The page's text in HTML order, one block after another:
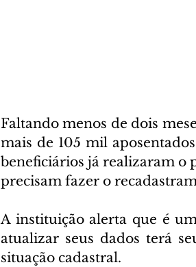
Faltando menos de dois
mais de 105 mil
beneficiários já realizaram o
precisam fazer o
A instituição alerta que é
atualizar seus dados terá
situação cadastral.